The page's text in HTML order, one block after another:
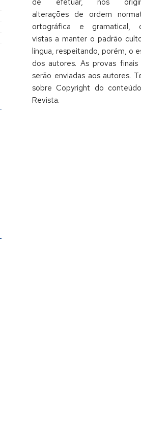
alterações de ordem
ortográfica e gramatical,
vistas a manter o padrão
língua, respeitando, porém, o
dos autores. As provas finais
serão enviadas aos autores.
sobre Copyright do
Revista.